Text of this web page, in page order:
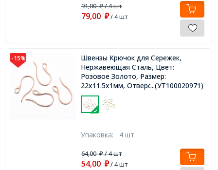
91,00₽/ 4 шт
79,00 ₽/ 4 шт
-15%
Швензы Крючок для Сережек,
Нержавеющая Сталь, Цвет:
Розовое Золото, Размер:
22x11.5х1мм, Отверстие 2.5-3.5мм,
...(УТ100020971)
Упаковка: 4 шт
64,00₽/ 4 шт
54,00 ₽/ 4 шт